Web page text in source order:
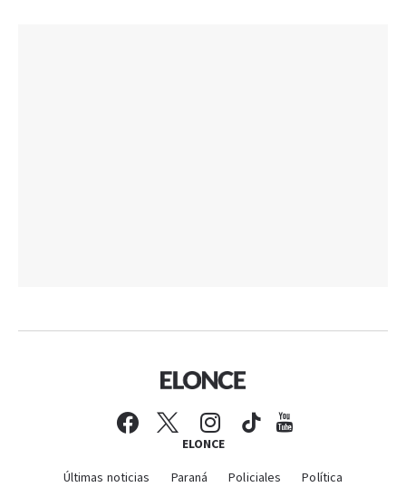
ELONCE
Últimas noticias Paraná Policiales Política